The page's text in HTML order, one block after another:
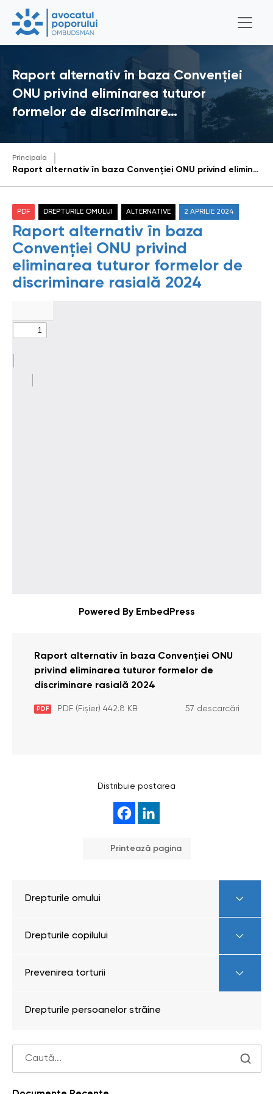
Raport alternativ în baza Convenției
ONU privind eliminarea tuturor
formelor de discriminare…
Principala
Raport alternativ în baza Convenției ONU privind eliminarea tuturor formelor de discriminare rasială 2024
PDF DREPTURILE OMULUI ALTERNATIVE 2 APRILIE 2024
Raport alternativ în baza
Convenției ONU privind
eliminarea tuturor formelor de
discriminare rasială 2024
Powered By EmbedPress
Raport alternativ în baza Convenției ONU
privind eliminarea tuturor formelor de
discriminare rasială 2024
PDF PDF (Fișier) 442.8 KB 57 descarcări
Distribuie postarea
Printează pagina
Drepturile omului
Drepturile copilului
Prevenirea torturii
Drepturile persoanelor străine